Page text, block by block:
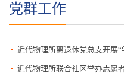
党群工作
近代物理所联合社区举办志愿